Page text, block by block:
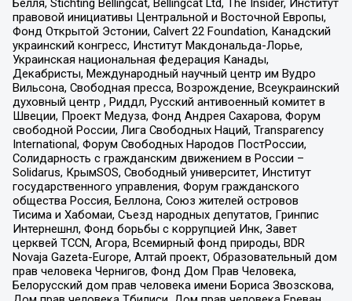
Бёлля, Stichting Bellingcat, Bellingcat Ltd, The Insider, Институт
правовой инициативы Центральной и Восточной Европы,
Фонд Открытой Эстонии, Calvert 22 Foundation, Канадский
украинский конгресс, Институт Макдональда-Лорье,
Украинская национальная федерация Канады,
Декабристы, Международный научный центр им Вудро
Вильсона, Свободная пресса, Возрождение, Всеукраинский
духовный центр , Риддл, Русский антивоенный комитет в
Швеции, Проект Медуза, Фонд Андрея Сахарова, Форум
свободной России, Лига Свободных Наций, Transparеncy
International, Форум Свободных Народов ПостРоссии,
Солидарность с гражданским движением в России –
Solidarus, КрымSOS, Свободный университет, Институт
государственного управления, Форум гражданского
общества Россия, Беллона, Союз жителей островов
Тисима и Хабомаи, Съезд народных депутатов, Гринпис
Интернешнл, Фонд борьбы с коррупцией Инк, Завет
церквей TCCN, Агора, Всемирный фонд природы, BDR
Novaja Gazeta-Europe, Алтай проект, Образовательный дом
прав человека Чернигов, Фонд Дом Прав Человека,
Белорусский дом прав человека имени Бориса Звозскова,